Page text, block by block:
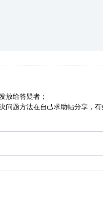
放给答疑者；
题方法在自己求助帖分享，有